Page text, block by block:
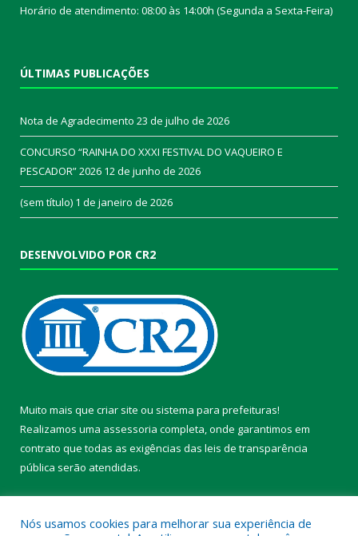
Horário de atendimento: 08:00 às 14:00h (Segunda a Sexta-Feira)
ÚLTIMAS PUBLICAÇÕES
Nota de Agradecimento 23 de julho de 2026
CONCURSO “RAINHA DO XXXI FESTIVAL DO VAQUEIRO E
PESCADOR” 2026 12 de junho de 2026
(sem título) 1 de janeiro de 2026
DESENVOLVIDO POR CR2
Muito mais que criar site ou sistema para prefeituras!
Realizamos uma assessoria completa, onde garantimos em
contrato que todas as exigências das leis de transparência
pública serão atendidas.
Nós usamos cookies para melhorar sua experiência de